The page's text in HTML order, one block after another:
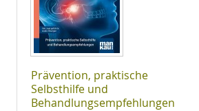
Prävention, praktische
Selbsthilfe und
Behandlungsempfehlungen